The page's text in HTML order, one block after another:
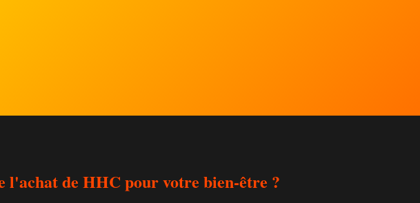
l'achat de HHC pour votre bien-être ?